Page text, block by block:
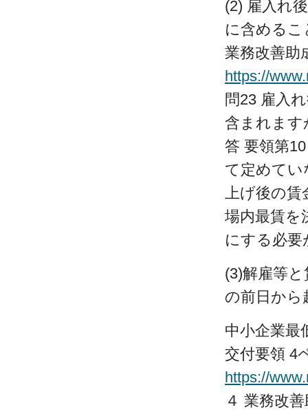
(2) 雇入れ
に含める
業務改善助
https://
問23 雇入
含まれます
答 要領第
て定めてい
上げ後の賃
場内最賃を
にする必
(3)解雇等
の前日から
中小企業最
交付要領 4
https://
４ 業務改